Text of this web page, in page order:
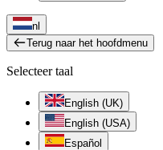
nl
Terug naar het hoofdmenu
Selecteer taal
English (UK)
English (USA)
Español